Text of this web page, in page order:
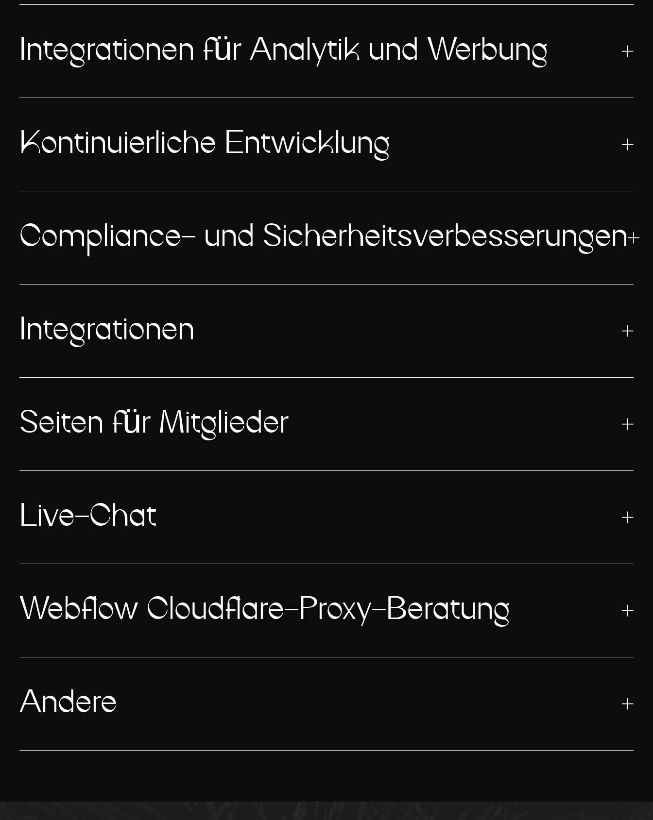
Integrationen für Analytik und Werbung
Kontinuierliche Entwicklung
Compliance- und Sicherheitsverbesserungen
Integrationen
Seiten für Mitglieder
Live-Chat
Webflow Cloudflare-Proxy-Beratung
Andere